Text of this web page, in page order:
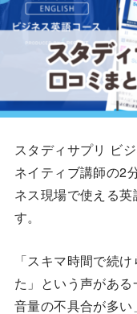
スタディサプリ ビ
ネイティブ講師の2
ネス現場で使える
す。
「スキマ時間で続
た」という声があ
音量の不具合が多い